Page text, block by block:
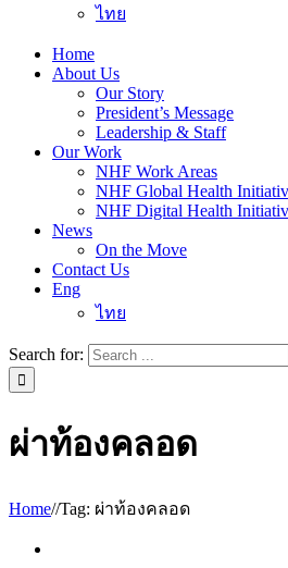
ไทย
Home
About Us
Our Story
President’s Message
Leadership & Staff
Our Work
NHF Work Areas
NHF Global Health
NHF Digital Health
News
On the Move
Contact Us
Eng
ไทย
Search for:
ผ่าท้องคลอด
Home//Tag: ผ่าท้องคลอด